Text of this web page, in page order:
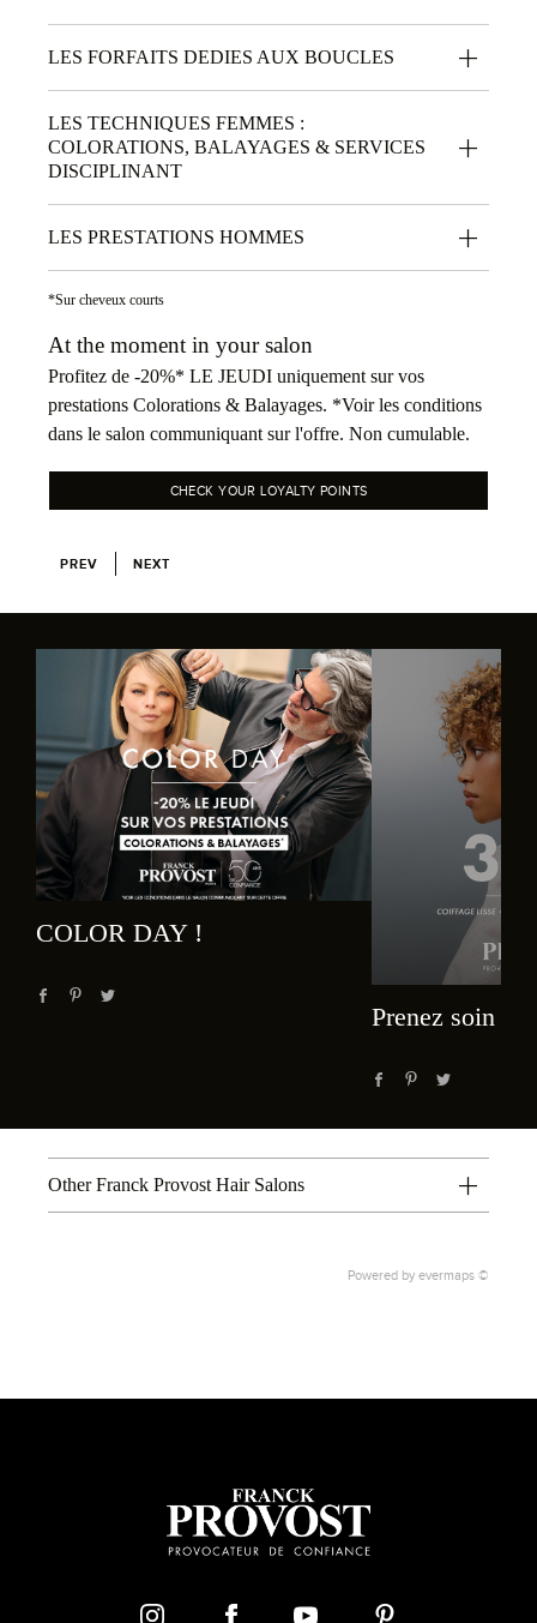
LES FORFAITS DEDIES AUX BOUCLES
LES TECHNIQUES FEMMES :
COLORATIONS, BALAYAGES & SERVICES
DISCIPLINANT
LES PRESTATIONS HOMMES
*Sur cheveux courts
At the moment in your salon
Profitez de -20%* LE JEUDI uniquement sur vos
prestations Colorations & Balayages. *Voir les conditions
dans le salon communiquant sur l'offre. Non cumulable.
CHECK YOUR LOYALTY POINTS
PREV NEXT
COLOR DAY !
Prenez soin
Other Franck Provost Hair Salons
Powered by evermaps ©